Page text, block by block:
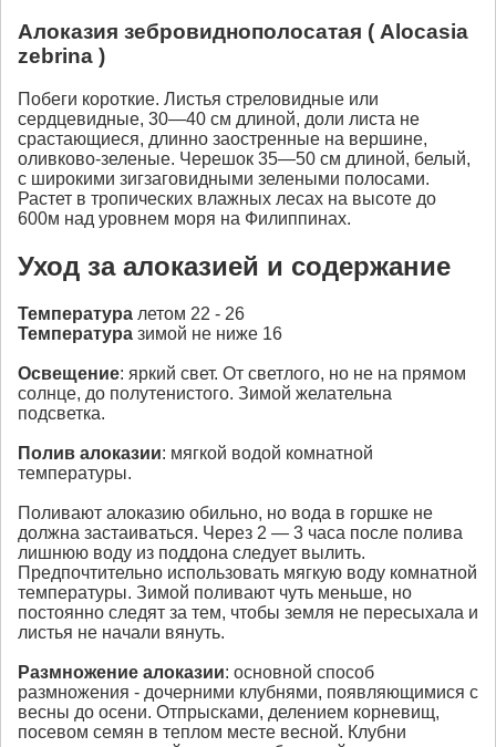
Алоказия зебровиднополосатая ( Alocasia
zebrina )
Побеги короткие. Листья стреловидные или
сердцевидные, 30—40 см длиной, доли листа не
срастающиеся, длинно заостренные на вершине,
оливково-зеленые. Черешок 35—50 см длиной, белый,
с широкими зигзаговидными зелеными полосами.
Растет в тропических влажных лесах на высоте до
600м над уровнем моря на Филиппинах.
Уход за алоказией и содержание
Температура летом 22 - 26
Температура зимой не ниже 16
Освещение: яркий свет. От светлого, но не на прямом
солнце, до полутенистого. Зимой желательна
подсветка.
Полив алоказии: мягкой водой комнатной
температуры.
Поливают алоказию обильно, но вода в горшке не
должна застаиваться. Через 2 — 3 часа после полива
лишнюю воду из поддона следует вылить.
Предпочтительно использовать мягкую воду комнатной
температуры. Зимой поливают чуть меньше, но
постоянно следят за тем, чтобы земля не пересыхала и
листья не начали вянуть.
Размножение алоказии: основной способ
размножения - дочерними клубнями, появляющимися с
весны до осени. Отпрысками, делением корневищ,
посевом семян в теплом месте весной. Клубни